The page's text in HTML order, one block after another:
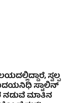
ಸ್ವಲ್ಪ
ಸ್ಟಾಲಿನ್
ನಡುವೆ ಮಾತಿನ